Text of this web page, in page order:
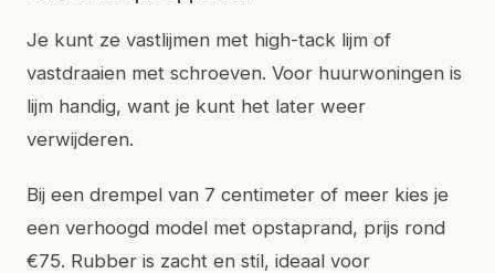
Je kunt ze vastlijmen met high-tack lijm of
vastdraaien met schroeven. Voor huurwoningen is
lijm handig, want je kunt het later weer
verwijderen.
Bij een drempel van 7 centimeter of meer kies je
een verhoogd model met opstaprand, prijs rond
€75. Rubber is zacht en stil, ideaal voor